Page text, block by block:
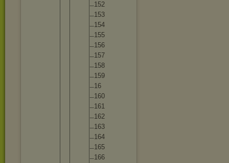
152
153
154
155
156
157
158
159
16
160
161
162
163
164
165
166